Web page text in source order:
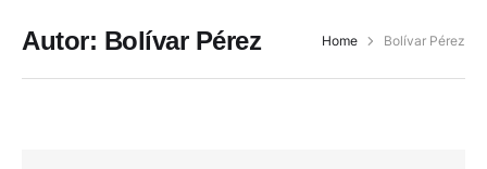
Autor: Bolívar Pérez Home Bolívar Pérez